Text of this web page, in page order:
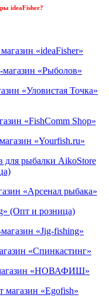
ideaFisher?
«ideaFisher»
«Рыболов»
«Уловистая Точка»
«FishComm Shop»
«Yourfish.ru»
для рыбалки AikoStore
«Арсенал рыбака»
(Опт и розница)
«Jig-fishing»
«Спинкастинг»
«НОВАФИШ»
магазин «Egofish»